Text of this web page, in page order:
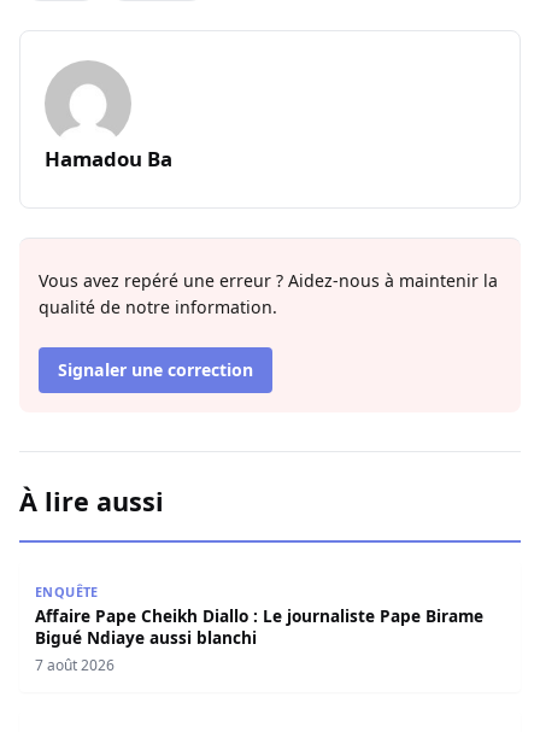
Hamadou Ba
Vous avez repéré une erreur ? Aidez-nous à maintenir la
qualité de notre information.
Signaler une correction
À lire aussi
ENQUÊTE
Affaire Pape Cheikh Diallo : Le journaliste Pape Birame
Bigué Ndiaye aussi blanchi
7 août 2026